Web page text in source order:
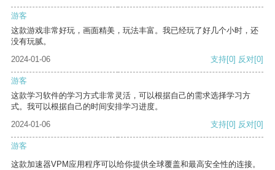
游客
这款游戏非常好玩，画面精美，玩法丰富。我已经玩了好几个小时，还
没有玩腻。
2024-01-06
支持[0] 反对[0]
游客
这款学习软件的学习方式非常灵活，可以根据自己的需求选择学习方
式。我可以根据自己的时间安排学习进度。
2024-01-06
支持[0] 反对[0]
游客
这款加速器VPM应用程序可以给你提供全球覆盖和最高安全性的连接。